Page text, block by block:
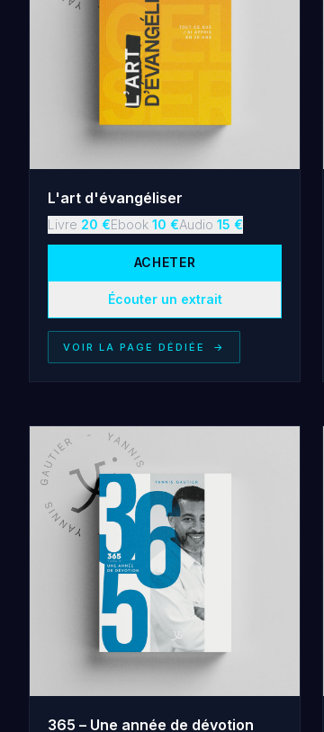
L'art d'évangéliser
Livre 20 €Ebook 10 €Audio 15 €
ACHETER
Écouter un extrait
VOIR LA PAGE DÉDIÉE →
365 – Une année de dévotion